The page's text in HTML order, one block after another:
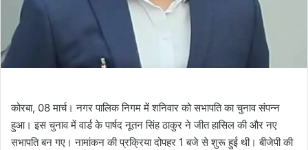
कोरबा, 08 मार्च। नगर पालिक निगम में शनिवार को सभापति का चुनाव संपन्न
हुआ। इस चुनाव में वार्ड के पार्षद नूतन सिंह ठाकुर ने जीत हासिल की और नए
सभापति बन गए। नामांकन की प्रक्रिया दोपहर 1 बजे से शुरू हुई थी। बीजेपी की